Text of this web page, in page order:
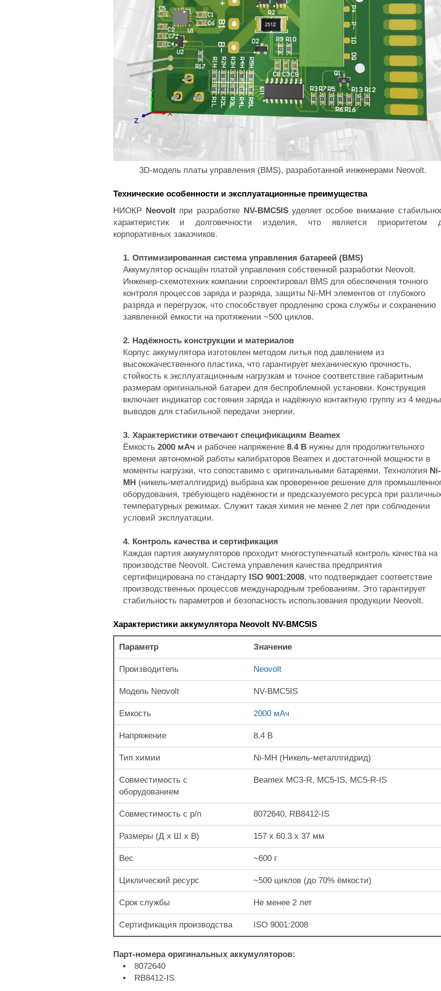
3D-модель платы управления (BMS), разработанной инженерами Neovolt.
Технические особенности и эксплуатационные преимущества
НИОКР Neovoltпри разработке NV-BMC5ISуделяет особое внимание
характеристик и долговечности изделия, что является приоритетом
корпоративных заказчиков.
1. Оптимизированная система управления батареей (BMS)
Аккумулятор оснащён платой управления собственной разработки Neovolt.
Инженер-схемотехник компании спроектировал BMS для обеспечения точного
контроля процессов заряда и разряда, защиты Ni-MH элементов от глубокого
разряда и перегрузок, что способствует продлению срока службы и сохранению
заявленной ёмкости на протяжении ~500 циклов.
2. Надёжность конструкции и материалов
Корпус аккумулятора изготовлен методом литья под давлением из
высококачественного пластика, что гарантирует механическую прочность,
стойкость к эксплуатационным нагрузкам и точное соответствие габаритным
размерам оригинальной батареи для беспроблемной установки. Конструкция
включает индикатор состояния заряда и надёжную контактную группу из 4
выводов для стабильной передачи энергии.
3. Характеристики отвечают спецификациям Beamex
Ёмкость2000 мАч и рабочее напряжение8.4 В нужны для продолжительного
времени автономной работы калибраторов Beamex и достаточной мощности в
моменты нагрузки, что сопоставимо с оригинальными батареями. Технология Ni-
MH (никель-металлгидрид) выбрана как проверенное решение для
оборудования, требующего надёжности и предсказуемого ресурса при
температурных режимах. Служит такая химия не менее 2 лет при соблюдении
условий эксплуатации.
4. Контроль качества и сертификация
Каждая партия аккумуляторов проходит многоступенчатый контроль качества на
производстве Neovolt. Система управления качества предприятия
сертифицирована по стандарту ISO 9001:2008, что подтверждает соответствие
производственных процессов международным требованиям. Это гарантирует
стабильность параметров и безопасность использования продукции Neovolt.
Характеристики аккумулятора Neovolt NV-BMC5IS
Параметр Значение
Производитель Neovolt
Модель Neovolt NV-BMC5IS
Емкость 2000 мАч
Напряжение 8.4 В
Тип химии Ni-MH (Никель-металлгидрид)
Совместимость с
оборудованием
Beamex MC3-R, MC5-IS, MC5-R-IS
Совместимость с p/n 8072640, RB8412-IS
Размеры (Д х Ш х В) 157 x 60.3 x 37 мм
Вес ~600 г
Циклический ресурс ~500 циклов (до 70% ёмкости)
Срок службы Не менее 2 лет
Сертификация производства ISO 9001:2008
Парт-номера оригинальных аккумуляторов:
8072640
RB8412-IS